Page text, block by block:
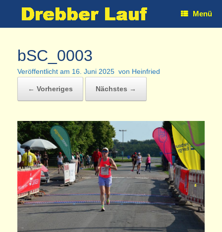
Menü
bSC_0003
Veröffentlicht am 16. Juni 2025 von Heinfried
← Vorheriges Nächstes →